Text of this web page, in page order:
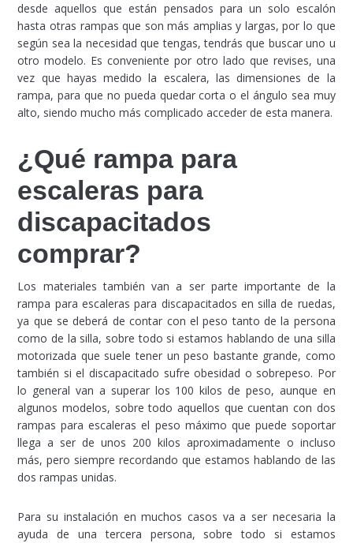
desde aquellos que están pensados para un solo escalón
hasta otras rampas que son más amplias y largas, por lo que
según sea la necesidad que tengas, tendrás que buscar uno u
otro modelo. Es conveniente por otro lado que revises, una
vez que hayas medido la escalera, las dimensiones de la
rampa, para que no pueda quedar corta o el ángulo sea muy
alto, siendo mucho más complicado acceder de esta manera.
¿Qué rampa para
escaleras para
discapacitados
comprar?
Los materiales también van a ser parte importante de la
rampa para escaleras para discapacitados en silla de ruedas,
ya que se deberá de contar con el peso tanto de la persona
como de la silla, sobre todo si estamos hablando de una silla
motorizada que suele tener un peso bastante grande, como
también si el discapacitado sufre obesidad o sobrepeso. Por
lo general van a superar los 100 kilos de peso, aunque en
algunos modelos, sobre todo aquellos que cuentan con dos
rampas para escaleras el peso máximo que puede soportar
llega a ser de unos 200 kilos aproximadamente o incluso
más, pero siempre recordando que estamos hablando de las
dos rampas unidas.
Para su instalación en muchos casos va a ser necesaria la
ayuda de una tercera persona, sobre todo si estamos